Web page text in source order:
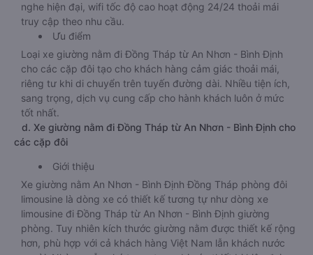
nghe hiện đại, wifi tốc độ cao hoạt động 24/24 thoải mái
truy cập theo nhu cầu.
Ưu điểm
Loại xe giường nằm đi Đồng Tháp từ An Nhơn - Bình Định
cho các cặp đôi tạo cho khách hàng cảm giác thoải mái,
riêng tư khi di chuyển trên tuyến đường dài. Nhiều tiện ích,
sang trọng, dịch vụ cung cấp cho hành khách luôn ở mức
tốt nhất.
d. Xe giường nằm đi Đồng Tháp từ An Nhơn - Bình Định cho
các cặp đôi
Giới thiệu
Xe giường nằm An Nhơn - Bình Định Đồng Tháp phòng đôi
limousine là dòng xe có thiết kế tương tự như dòng xe
limousine đi Đồng Tháp từ An Nhơn - Bình Định giường
phòng. Tuy nhiên kích thước giường nằm được thiết kế rộng
hơn, phù hợp với cả khách hàng Việt Nam lẫn khách nước